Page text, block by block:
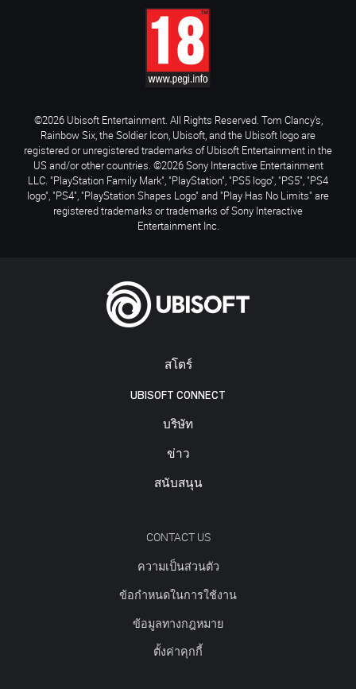
สโตร์
UBISOFT CONNECT
บริษัท
ข่าว
สนับสนุน
CONTACT US
ความเป็นส่วนตัว
ข้อกำหนดในการใช้งาน
ข้อมูลทางกฎหมาย
ตั้งค่าคุกกี้
©2026 Ubisoft Entertainment. All Rights Reserved. Tom Clancy’s,
Rainbow Six, the Soldier Icon, Ubisoft, and the Ubisoft logo are
registered or unregistered trademarks of Ubisoft Entertainment in the
US and/or other countries. ©2026 Sony Interactive Entertainment
LLC. "PlayStation Family Mark", "PlayStation", "PS5 logo", "PS5", "PS4
logo", "PS4", "PlayStation Shapes Logo" and "Play Has No Limits" are
registered trademarks or trademarks of Sony Interactive
Entertainment Inc.